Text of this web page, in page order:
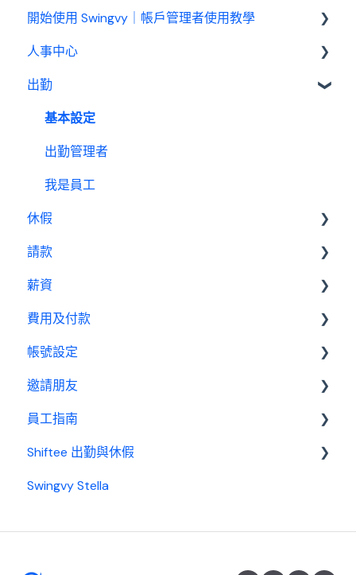
認識 Swingvy
開始使用 Swingvy｜帳戶管理者使用教學
Swingvy 新手教學｜所有你需要的教學影片都在
人事中心
人員
公告
行事曆
績效管理
設定
報表
出勤
基本設定
出勤管理者
我是員工
休假
基本設置
休假管理員
請款
請款管理員
薪資
基本設置
薪資管理員
費用及付款
訂閱相關
費用及付款
帳號設定
管理設定
邀請朋友
邀請制度
員工指南
開始使用
基本設置
Shiftee 出勤與休假
Swingvy x Shiftee 新手教學｜全方位排班系統看完
開始使用 Shiftee
Swingvy Stella